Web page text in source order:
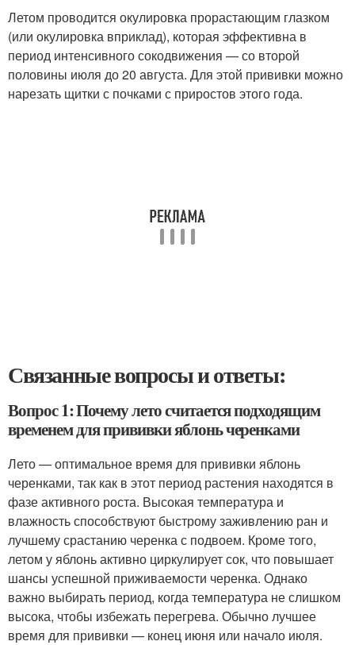
Летом проводится окулировка прорастающим глазком
(или окулировка вприклад), которая эффективна в
период интенсивного сокодвижения — со второй
половины июля до 20 августа. Для этой прививки можно
нарезать щитки с почками с приростов этого года.
Связанные вопросы и ответы:
Вопрос 1: Почему лето считается подходящим
временем для прививки яблонь черенками
Лето — оптимальное время для прививки яблонь
черенками, так как в этот период растения находятся в
фазе активного роста. Высокая температура и
влажность способствуют быстрому заживлению ран и
лучшему срастанию черенка с подвоем. Кроме того,
летом у яблонь активно циркулирует сок, что повышает
шансы успешной приживаемости черенка. Однако
важно выбирать период, когда температура не слишком
высока, чтобы избежать перегрева. Обычно лучшее
время для прививки — конец июня или начало июля.